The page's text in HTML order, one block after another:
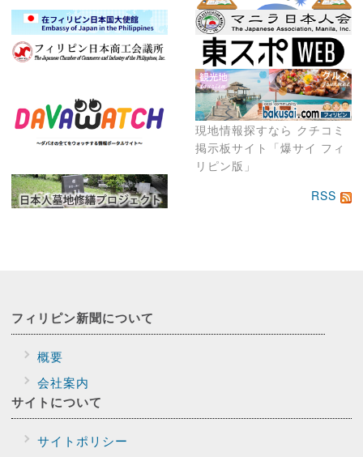
現地情報探すなら クチコミ
掲示板サイト「爆サイ フィ
リピン版」
RSS
フィリピン新聞について
概要
会社案内
サイトについて
サイトポリシー